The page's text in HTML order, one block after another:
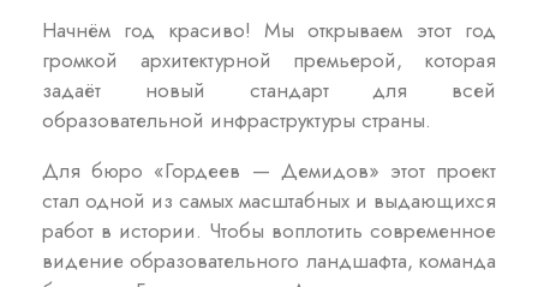
Начнём год красиво! Мы открываем этот год
громкой архитектурной премьерой, которая
задаёт новый стандарт для всей
образовательной инфраструктуры страны.
Для бюро «Гордеев — Демидов» этот проект
стал одной из самых масштабных и выдающихся
работ в истории. Чтобы воплотить современное
видение образовательного ландшафта, команда